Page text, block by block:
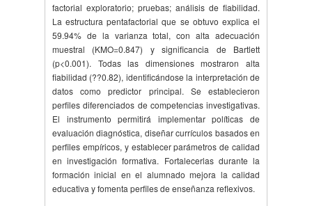
factorial exploratorio; pruebas; análisis de fiabilidad.
La estructura pentafactorial que se obtuvo explica el
59.94% de la varianza total, con alta adecuación
muestral (KMO=0.847) y significancia de Bartlett
(p<0.001). Todas las dimensiones mostraron alta
fiabilidad (??0.82), identificándose la interpretación de
datos como predictor principal. Se establecieron
perfiles diferenciados de competencias investigativas.
El instrumento permitirá implementar políticas de
evaluación diagnóstica, diseñar currículos basados en
perfiles empíricos, y establecer parámetros de calidad
en investigación formativa. Fortalecerlas durante la
formación inicial en el alumnado mejora la calidad
educativa y fomenta perfiles de enseñanza reflexivos.